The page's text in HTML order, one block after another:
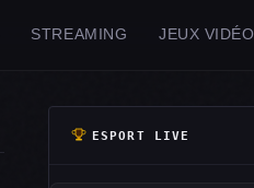
STREAMING JEUX VIDÉO
ESPORT LIVE